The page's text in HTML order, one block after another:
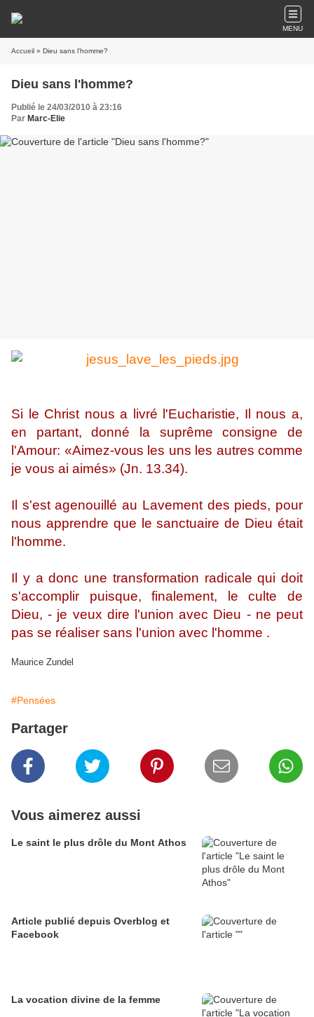
MENU
Accueil » Dieu sans l'homme?
Dieu sans l'homme?
Publié le 24/03/2010 à 23:16
Par Marc-Elie
Si le Christ nous a livré l'Eucharistie, Il nous a,
en partant, donné la suprême consigne de
l'Amour: «Aimez-vous les uns les autres comme
je vous ai aimés» (Jn. 13.34).
Il s'est agenouillé au Lavement des pieds, pour
nous apprendre que le sanctuaire de Dieu était
l'homme.
Il y a donc une transformation radicale qui doit
s'accomplir puisque, finalement, le culte de
Dieu, - je veux dire l'union avec Dieu - ne peut
pas se réaliser sans l'union avec l'homme .
Maurice Zundel
#Pensées
Partager
Vous aimerez aussi
Le saint le plus drôle du Mont Athos
Article publié depuis Overblog et
Facebook
La vocation divine de la femme